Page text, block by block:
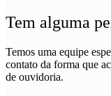
Tem alguma
Temos uma equipe
contato da forma que
de ouvidoria.